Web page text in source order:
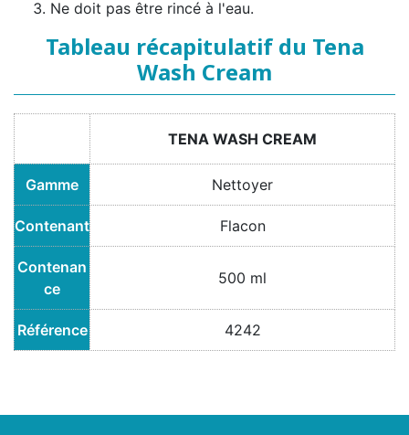
Ne doit pas être rincé à l'eau.
Tableau récapitulatif du Tena
Wash Cream
TENA WASH CREAM
Gamme Nettoyer
Contenant Flacon
Contenan
ce
500 ml
Référence 4242